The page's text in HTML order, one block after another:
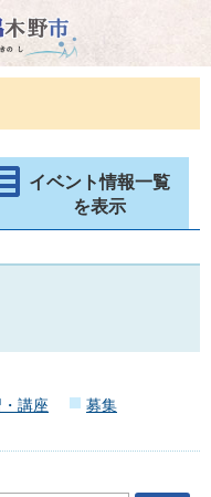
市
イベント情報一覧
を表示
講座
募集